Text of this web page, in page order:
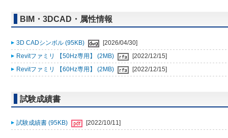
BIM・3DCAD・属性情報
3D CADシンボル (95KB)
[2026/04/30]
Revitファミリ 【50Hz専用】 (2MB)
[2022/12/15]
Revitファミリ 【60Hz専用】 (2MB)
[2022/12/15]
試験成績書
試験成績書 (95KB) [2022/10/11]